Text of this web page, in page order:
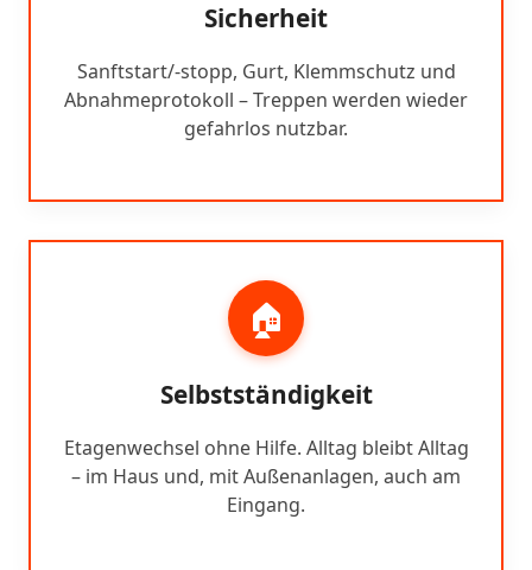
Sicherheit
Sanftstart/-stopp, Gurt, Klemmschutz und
Abnahmeprotokoll – Treppen werden wieder
gefahrlos nutzbar.
🏠
Selbstständigkeit
Etagenwechsel ohne Hilfe. Alltag bleibt Alltag
– im Haus und, mit Außenanlagen, auch am
Eingang.